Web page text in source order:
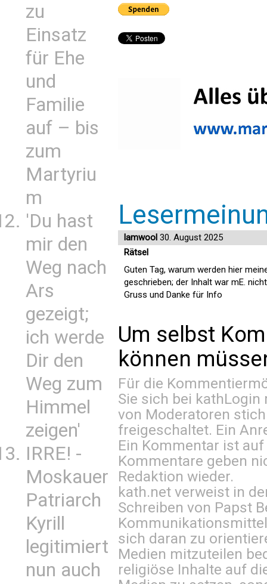
zu
Einsatz
für Ehe
und
Familie
auf – bis
zum
Martyriu
m
'Du hast
mir den
Weg nach
Ars
gezeigt;
ich werde
Dir den
Weg zum
Himmel
zeigen'
IRRE! -
Moskauer
Patriarch
Kyrill
legitimiert
nun auch
lamwool 30. August 2025
Rätsel
Guten Tag, warum werden hier
geschrieben; der Inhalt war mE.
Gruss und Danke für Info
Um selbst
können
Für die
Sie sich bei kathLogin
von Moderatoren
freigeschaltet. Ein
Ein Kommentar ist
Kommentare geben
Redaktion wieder.
kath.net verweist in
Schreiben von Papst
sich daran zu
Medien mitzuteilen
religiöse Inhalte auf